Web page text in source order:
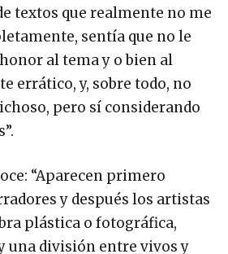
textos que realmente no me
sentía que no le
al tema y o bien al
errático, y, sobre todo, no
pero sí considerando
“Aparecen primero
y después los artistas
plástica o fotográfica,
una división entre vivos y